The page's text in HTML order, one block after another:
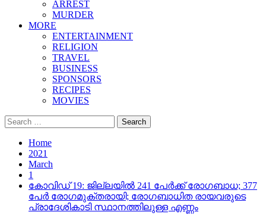
ARREST
MURDER
MORE
ENTERTAINMENT
RELIGION
TRAVEL
BUSINESS
SPONSORS
RECIPES
MOVIES
Search
for:
Home
2021
March
1
കോവിഡ് 19: ജില്ലയില്‍ 241 പേര്‍ക്ക് രോഗബാധ; 377
പേര്‍ രോഗമുക്തരായി; രോഗബാധിത രായവരുടെ
പ്രാദേശികാടി സ്ഥാനത്തിലുള്ള എണ്ണം